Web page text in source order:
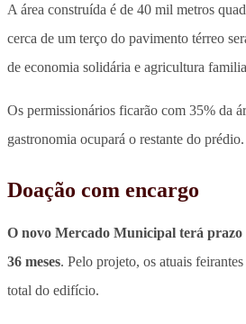
A área construída é de 40 mil metros
cerca de um terço do pavimento térreo
de economia solidária e agricultura
Os permissionários ficarão com 35% da
gastronomia ocupará o restante do prédio.
Doação com encargo
O novo Mercado Municipal terá prazo
36 meses. Pelo projeto, os atuais
total do edifício.